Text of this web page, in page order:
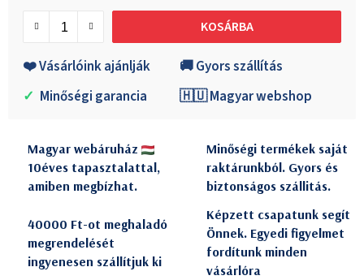
KOSÁRBA
❤️ Vásárlóink ajánlják
🚚 Gyors szállítás
✓ Minőségi garancia 🇭🇺 Magyar webshop
Magyar webáruház
10éves tapasztalattal,
amiben megbízhat.
Minőségi termékek saját
raktárunkból. Gyors és
biztonságos szállitás.
40000 Ft-ot meghaladó
megrendelését
ingyenesen szállítjuk ki
Képzett csapatunk segít
Önnek. Egyedi figyelmet
fordítunk minden
vásárlóra